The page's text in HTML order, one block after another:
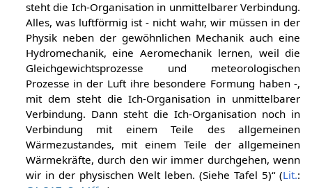
steht die Ich-Organisation in unmittelbarer Verbindung.
Alles, was luftförmig ist - nicht wahr, wir müssen in der
Physik neben der gewöhnlichen Mechanik auch eine
Hydromechanik, eine Aeromechanik lernen, weil die
Gleichgewichtsprozesse und meteorologischen
Prozesse in der Luft ihre besondere Formung haben -,
mit dem steht die Ich-Organisation in unmittelbarer
Verbindung. Dann steht die Ich-Organisation noch in
Verbindung mit einem Teile des allgemeinen
Wärmezustandes, mit einem Teile der allgemeinen
Wärmekräfte, durch den wir immer durchgehen, wenn
wir in der physischen Welt leben. (Siehe Tafel 5)“ (Lit.: